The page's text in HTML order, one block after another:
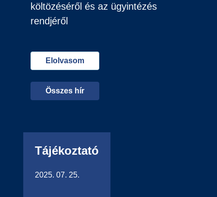
költözéséről és az ügyintézés
rendjéről
Elolvasom
Összes hír
Tájékoztató
2025. 07. 25.